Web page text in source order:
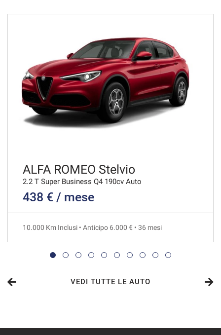
742€/mese
48 Mesi
VEDI
749€/mese
VEDI
763€/mese
48 Mesi
ALFA ROMEO Stelvio
2.2 T Super Business Q4 190cv Auto
438 € / mese
10.000 Km Inclusi • Anticipo 6.000 € • 36 mesi
VEDI TUTTE LE AUTO